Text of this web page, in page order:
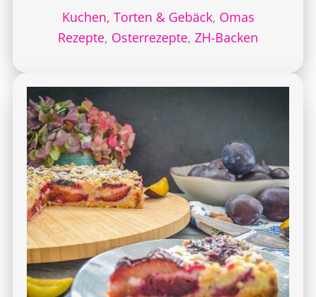
Kuchen, Torten & Gebäck, Omas
Rezepte, Osterrezepte, ZH-Backen